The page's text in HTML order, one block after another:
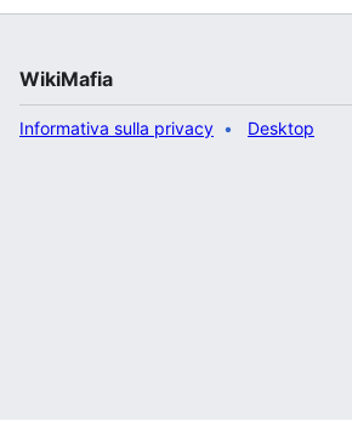
WikiMafia
Informativa sulla privacy Desktop